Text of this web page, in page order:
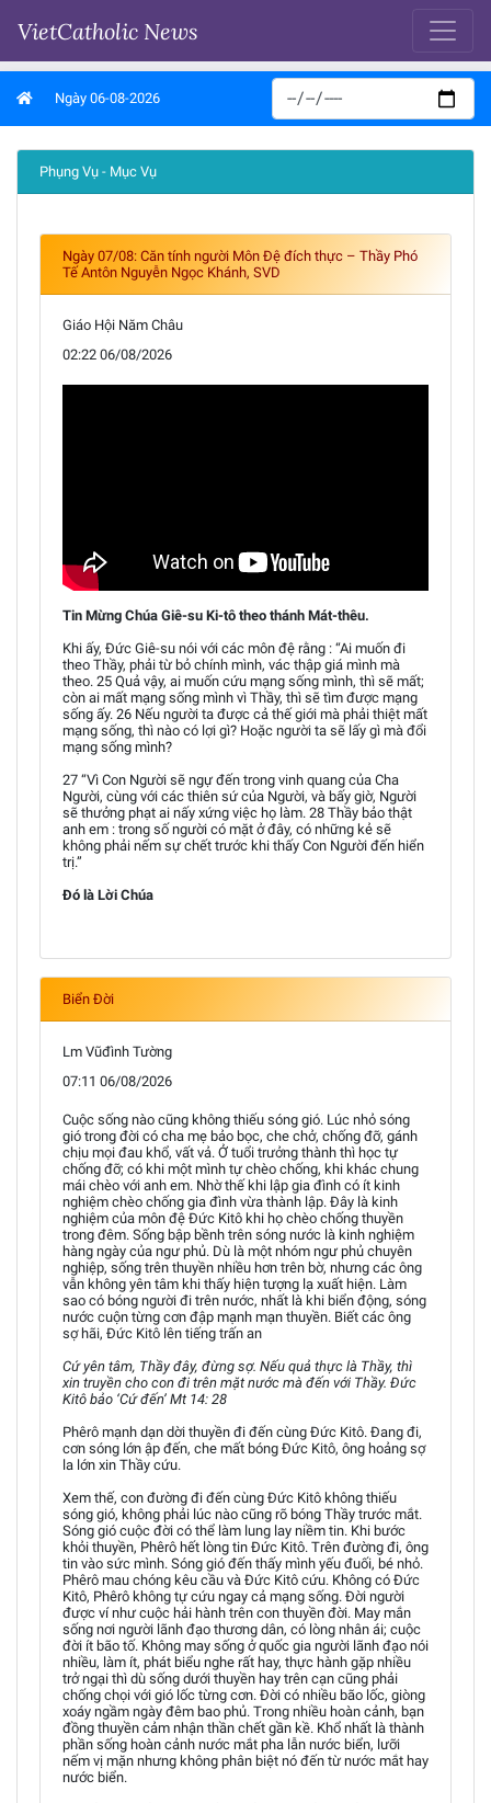
VietCatholic News
Ngày 06-08-2026
Phụng Vụ - Mục Vụ
Ngày 07/08: Căn tính người Môn Đệ đích thực – Thầy Phó
Tế Antôn Nguyễn Ngọc Khánh, SVD
Giáo Hội Năm Châu
02:22 06/08/2026
Tin Mừng Chúa Giê-su Ki-tô theo thánh Mát-thêu.
Khi ấy, Đức Giê-su nói với các môn đệ rằng : “Ai muốn đi
theo Thầy, phải từ bỏ chính mình, vác thập giá mình mà
theo. 25 Quả vậy, ai muốn cứu mạng sống mình, thì sẽ mất;
còn ai mất mạng sống mình vì Thầy, thì sẽ tìm được mạng
sống ấy. 26 Nếu người ta được cả thế giới mà phải thiệt mất
mạng sống, thì nào có lợi gì? Hoặc người ta sẽ lấy gì mà đổi
mạng sống mình?
27 “Vì Con Người sẽ ngự đến trong vinh quang của Cha
Người, cùng với các thiên sứ của Người, và bấy giờ, Người
sẽ thưởng phạt ai nấy xứng việc họ làm. 28 Thầy bảo thật
anh em : trong số người có mặt ở đây, có những kẻ sẽ
không phải nếm sự chết trước khi thấy Con Người đến hiển
trị.”
Đó là Lời Chúa
Biển Đời
Lm Vũđình Tường
07:11 06/08/2026
Cuộc sống nào cũng không thiếu sóng gió. Lúc nhỏ sóng
gió trong đời có cha mẹ bảo bọc, che chở, chống đỡ, gánh
chịu mọi đau khổ, vất vả. Ở tuổi trưởng thành thì học tự
chống đỡ; có khi một mình tự chèo chống, khi khác chung
mái chèo với anh em. Nhờ thế khi lập gia đình có ít kinh
nghiệm chèo chống gia đình vừa thành lập. Đây là kinh
nghiệm của môn đệ Đức Kitô khi họ chèo chống thuyền
trong đêm. Sống bập bềnh trên sóng nước là kinh nghiệm
hàng ngày của ngư phủ. Dù là một nhóm ngư phủ chuyên
nghiệp, sống trên thuyền nhiều hơn trên bờ, nhưng các ông
vẫn không yên tâm khi thấy hiện tượng lạ xuất hiện. Làm
sao có bóng người đi trên nước, nhất là khi biển động, sóng
nước cuộn từng cơn đập mạnh mạn thuyền. Biết các ông
sợ hãi, Đức Kitô lên tiếng trấn an
Cứ yên tâm, Thầy đây, đừng sợ. Nếu quả thực là Thầy, thì
xin truyền cho con đi trên mặt nước mà đến với Thầy. Đức
Kitô bảo ‘Cứ đến’ Mt 14: 28
Phêrô mạnh dạn dời thuyền đi đến cùng Đức Kitô. Đang đi,
cơn sóng lớn ập đến, che mất bóng Đức Kitô, ông hoảng sợ
la lớn xin Thầy cứu.
Xem thế, con đường đi đến cùng Đức Kitô không thiếu
sóng gió, không phải lúc nào cũng rõ bóng Thầy trước mắt.
Sóng gió cuộc đời có thể làm lung lay niềm tin. Khi bước
khỏi thuyền, Phêrô hết lòng tin Đức Kitô. Trên đường đi, ông
tin vào sức mình. Sóng gió đến thấy mình yếu đuối, bé nhỏ.
Phêrô mau chóng kêu cầu và Đức Kitô cứu. Không có Đức
Kitô, Phêrô không tự cứu ngay cả mạng sống. Đời người
được ví như cuộc hải hành trên con thuyền đời. May mắn
sống nơi người lãnh đạo thương dân, có lòng nhân ái; cuộc
đời ít bão tố. Không may sống ở quốc gia người lãnh đạo nói
nhiều, làm ít, phát biểu nghe rất hay, thực hành gặp nhiều
trở ngại thì dù sống dưới thuyền hay trên cạn cũng phải
chống chọi với gió lốc từng cơn. Đời có nhiều bão lốc, giòng
xoáy ngầm ngày đêm bao phủ. Trong nhiều hoàn cảnh, bạn
đồng thuyền cảm nhận thần chết gần kề. Khổ nhất là thành
phần sống hoàn cảnh nước mắt pha lẫn nước biển, lưỡi
nếm vị mặn nhưng không phân biệt nó đến từ nước mắt hay
nước biển.